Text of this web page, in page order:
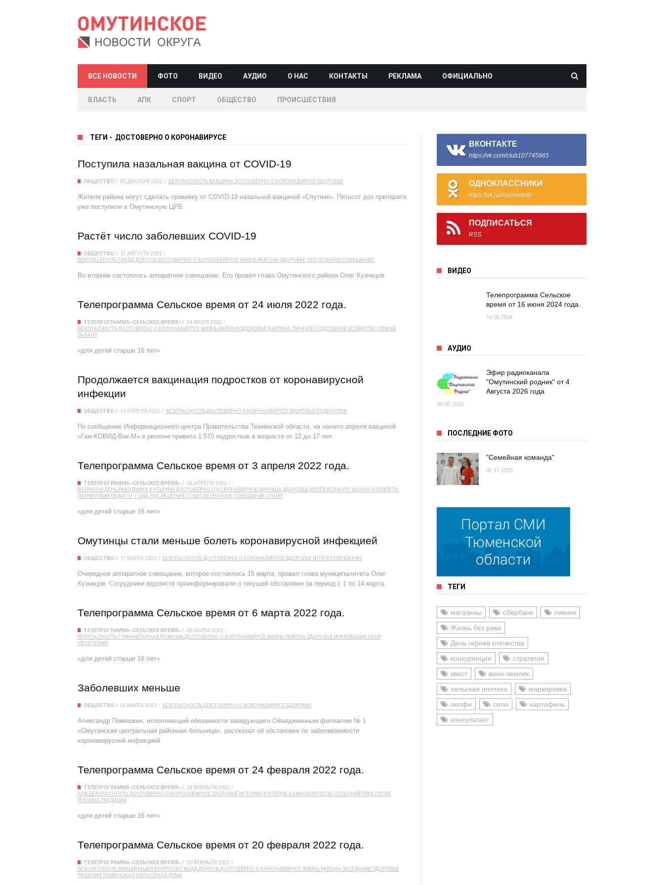
ВСЕ НОВОСТИ ФОТО ВИДЕО АУДИО О НАС КОНТАКТЫ РЕКЛАМА ОФИЦИАЛЬНО
ВЛАСТЬ АПК СПОРТ ОБЩЕСТВО ПРОИСШЕСТВИЯ
ТЕГИ - ДОСТОВЕРНО О КОРОНАВИРУСЕ
Поступила назальная вакцина от COVID-19
ОБЩЕСТВО 02 ДЕКАБРЯ 2022 БЕЗОПАСНОСТЬ ВАКЦИНА ДОСТОВЕРНО О КОРОНАВИРУСЕЗДОРОВЬЕ
Жители района могут сделать прививку от COVID-19 назальной вакциной «Спутник». Пятьсот доз препарата
уже поступили в Омутинскую ЦРБ.
Растёт число заболевших COVID-19
ОБЩЕСТВО
23 АВГУСТА 2022
БЕЗОПАСНОСТЬ ГИБДД ДОРОГИ ДОСТОВЕРНО О КОРОНАВИРУСЕЖИЗНЬ РАЙОНА ЗДОРОВЬЕ ЛЕС ПОЖАРЫ СОВЕЩАНИЕ
Во вторник состоялось аппаратное совещание. Его провел глава Омутинского района Олег Кузнецов
Телепрограмма Сельское время от 24 июля 2022 года.
ТЕЛЕПРОГРАММА «СЕЛЬСКОЕ ВРЕМЯ»
24 ИЮЛЯ 2022
БЕЗОПАСНОСТЬ ДОСТОВЕРНО О КОРОНАВИРУСЕЖИЗНЬ РАЙОНА ЗДОРОВЬЕ КАРТИНА ЛИЧНОЕ ПОДСОБНОЕ ХОЗЯЙСТВО СЕМЬЯ
ТАЛАНТ
«для детей старше 16 лет»
Продолжается вакцинация подростков от коронавирусной
инфекции
ОБЩЕСТВО 12 АПРЕЛЯ 2022 БЕЗОПАСНОСТЬ ДОСТОВЕРНО О КОРОНАВИРУСЕЗДОРОВЬЕ ПОДРОСТКИ
По сообщению Информационного центра Правительства Тюменской области, на начало апреля вакциной
«Гам-КОВИД-Вак-М» в регионе привито 1 570 подростков в возрасте от 12 до 17 лет.
Телепрограмма Сельское время от 3 апреля 2022 года.
ТЕЛЕПРОГРАММА «СЕЛЬСКОЕ ВРЕМЯ»
03 АПРЕЛЯ 2022
ВОПРОСЫ ДЕНЬ РАБОТНИКА КУЛЬТУРЫ ДОСТОВЕРНО О КОРОНАВИРУСЕЗАРНИЦА ЗДОРОВЬЕ ИТОГИ КОНКУРС МОНОГОСПИТАЛЬ
ПАТРИОТИЗМ ПЕДАГОГ ГОДА РДК РЕШЕНИЯ СОВЕТ ВЕТЕРАНОВ СОВЕЩАНИЕ СПОРТ
«для детей старше 16 лет»
Омутинцы стали меньше болеть коронавирусной инфекцией
ОБЩЕСТВО 17 МАРТА 2022 БЕЗОПАСНОСТЬ ДОСТОВЕРНО О КОРОНАВИРУСЕЗДОРОВЬЕ ИТОГИ СОВЕЩАНИЕ
Очередное аппаратное совещание, которое состоялось 15 марта, провел глава муниципалитета Олег
Кузнецов. Сотрудники ведомств проинформировали о текущей обстановке за период с 1 по 14 марта.
Телепрограмма Сельское время от 6 марта 2022 года.
ТЕЛЕПРОГРАММА «СЕЛЬСКОЕ ВРЕМЯ»
06 МАРТА 2022
БЕЗОПАСНОСТЬ ГУМАНИТАРНАЯ ПОМОЩЬ ДОСТОВЕРНО О КОРОНАВИРУСЕЖИЗНЬ РАЙОНА ЗДОРОВЬЕ ИННОВАЦИИ СБОР
УВЛЕЧЕНИЯ
«для детей старше 16 лет»
Заболевших меньше
ОБЩЕСТВО 01 МАРТА 2022 БЕЗОПАСНОСТЬ ДОСТОВЕРНО О КОРОНАВИРУСЕЗДОРОВЬЕ
Александр Помешкин, исполняющий обязанности заведующего Объединенным филиалом № 1
«Омутинская центральная районная больница», рассказал об обстановке по заболеваемости
коронавирусной инфекцией.
Телепрограмма Сельское время от 24 февраля 2022 года.
ТЕЛЕПРОГРАММА «СЕЛЬСКОЕ ВРЕМЯ»
24 ФЕВРАЛЯ 2022
АПК БЕЗОПАСНОСТЬ ДОСТОВЕРНО О КОРОНАВИРУСЕЗДОРОВЬЕ ИСТОРИЯ КУЛЬТУРА САМОЗАНЯТОСТЬ СЕЛЬСКИЙ ТРУД СПОРТ
ТЕХНИКА ТРАДИЦИИ
«для детей старше 16 лет»
Телепрограмма Сельское время от 20 февраля 2022 года.
ТЕЛЕПРОГРАММА «СЕЛЬСКОЕ ВРЕМЯ»
20 ФЕВРАЛЯ 2022
БЕЗОПАСНОСТЬ ВАКЦИНАЦИЯ ВОПРОСЫ ГИБДД ДОРОГИ ДОСТОВЕРНО О КОРОНАВИРУСЕЖИЗНЬ РАЙОНА ЗАСЕДАНИЕЗДОРОВЬЕ
РЕШЕНИЯ ТЮМЕНСКАЯ ОБЛАСТНАЯ ДУМА
ВКОНТАКТЕ
https://vk.com/club107745965
ОДНОКЛАССНИКИ
https://ok.ru/myomutints
ПОДПИСАТЬСЯ
RSS
ВИДЕО
Телепрограмма Сельское
время от 16 июня 2024 года.
16.06.2024
АУДИО
Эфир радиоканала
"Омутинский родник" от 4
Августа 2026 года
04.08.2026
ПОСЛЕДНИЕ ФОТО
"Семейная команда"
03.11.2025
ТЕГИ
магазины сбербанк
пикник
Жизнь без рака
День героев отечества
конкуренция
стратегия
квест
воин-земляк
сельская ипотека
маркировка
селфи
село
картофель
консультант